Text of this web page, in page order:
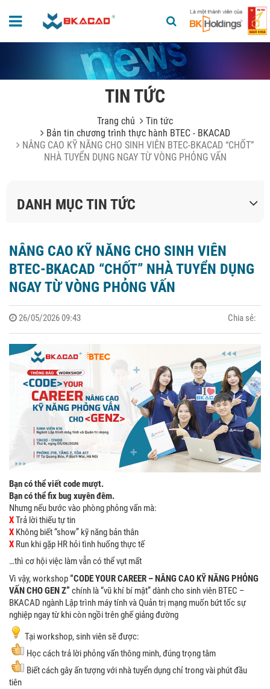
TIN TỨC
Trang chủ
Tin tức
Bản tin chương trình thực hành BTEC - BKACAD
NÂNG CAO KỸ NĂNG CHO SINH VIÊN BTEC-BKACAD “CHỐT”
NHÀ TUYỂN DỤNG NGAY TỪ VÒNG PHỎNG VẤN
DANH MỤC TIN TỨC
NÂNG CAO KỸ NĂNG CHO SINH VIÊN
BTEC-BKACAD “CHỐT” NHÀ TUYỂN DỤNG
NGAY TỪ VÒNG PHỎNG VẤN
26/05/2026 09:43 Chia sẻ:
Bạn có thể viết code mượt.
Bạn có thể fix bug xuyên đêm.
Nhưng nếu bước vào phòng phỏng vấn mà:
XTrả lời thiếu tự tin
X Không biết “show” kỹ năng bản thân
X Run khi gặp HR hỏi tình huống thực tế
…thì cơ hội việc làm vẫn có thể vụt mất
Vì vậy, workshop“CODE YOUR CAREER – NÂNG CAO KỸ NĂNG PHỎNG
VẤN CHO GEN Z” chính là “vũ khí bí mật” dành cho sinh viên BTEC –
BKACAD ngành Lập trình máy tính và Quản trị mạng muốn bứt tốc sự
nghiệp ngay từ khi còn ngồi trên ghế giảng đường
Tại workshop, sinh viên sẽ được:
Học cách trả lời phỏng vấn thông minh, đúng trọng tâm
Biết cách gây ấn tượng với nhà tuyển dụng chỉ trong vài phút đầu
tiên